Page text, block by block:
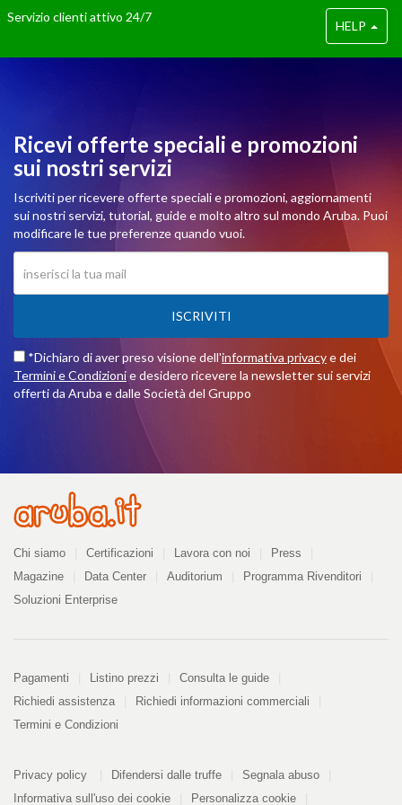
HELP
Servizio clienti attivo 24/7
Ricevi offerte speciali e promozioni
sui nostri servizi
Iscriviti per ricevere offerte speciali e promozioni, aggiornamenti
sui nostri servizi, tutorial, guide e molto altro sul mondo Aruba. Puoi
modificare le tue preferenze quando vuoi.
ISCRIVITI
*Dichiaro di aver preso visione dell'informativa privacye dei
Termini e Condizionie desidero ricevere la newsletter sui servizi
offerti da Aruba e dalle Società del Gruppo
Azienda
Chi siamo Certificazioni Lavora con noi
Press
Magazine
Data Center Auditorium
Programma Rivenditori
Soluzioni Enterprise
Pagamenti
Pagamenti Listino prezzi
Consulta le guide
Richiedi assistenza
Richiedi informazioni commerciali
Termini e Condizioni
Informazioni
Privacy policy
PDF
kB
Difendersi dalle truffe
Segnala abuso
Informativa sull'uso dei cookie
Personalizza cookie